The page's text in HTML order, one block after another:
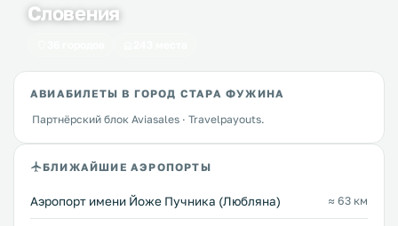
Словения
АВИАБИЛЕТЫ В ГОРОД СТАРА ФУЖИНА
Партнёрский блок Aviasales · Travelpayouts.
БЛИЖАЙШИЕ АЭРОПОРТЫ
Аэропорт имени Йоже Пучника (Любляна) ≈ 63 км